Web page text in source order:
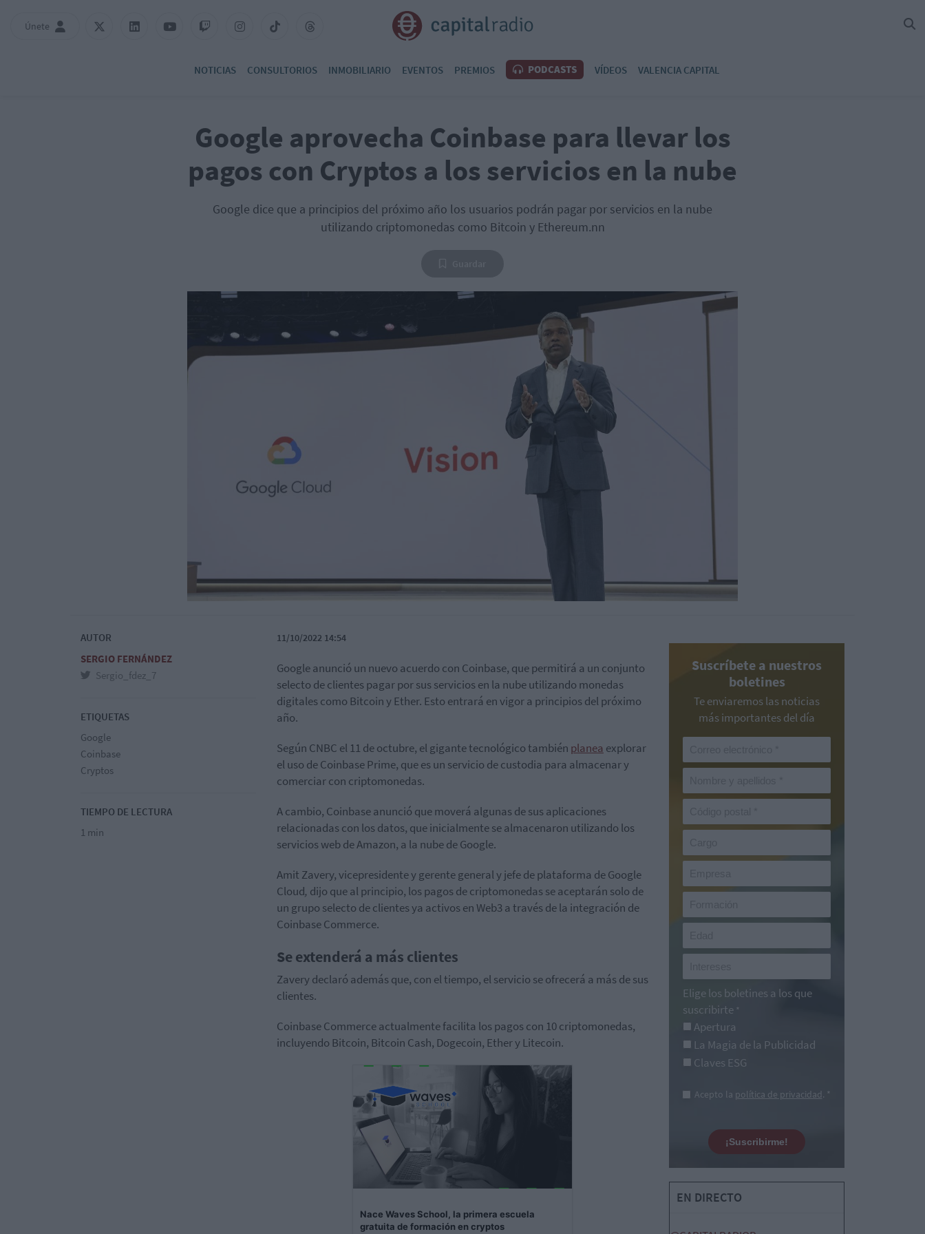
Únete
NOTICIAS CONSULTORIOS INMOBILIARIO EVENTOS PREMIOS PODCASTS VÍDEOS VALENCIA CAPITAL
Google aprovecha Coinbase para llevar los
pagos con Cryptos a los servicios en la nube
Google dice que a principios del próximo año los usuarios podrán pagar por servicios en la nube
utilizando criptomonedas como Bitcoin y Ethereum.nn
AUTOR
SERGIO FERNÁNDEZ
Sergio_fdez_7
ETIQUETAS
Google
Coinbase
Cryptos
TIEMPO DE LECTURA
1 min
11/10/2022 14:54
Google anunció un nuevo acuerdo con Coinbase, que permitirá a un conjunto
selecto de clientes pagar por sus servicios en la nube utilizando monedas
digitales como Bitcoin y Ether. Esto entrará en vigor a principios del próximo
año.
Según CNBC el 11 de octubre, el gigante tecnológico también planea explorar
el uso de Coinbase Prime, que es un servicio de custodia para almacenar y
comerciar con criptomonedas.
A cambio, Coinbase anunció que moverá algunas de sus aplicaciones
relacionadas con los datos, que inicialmente se almacenaron utilizando los
servicios web de Amazon, a la nube de Google.
Amit Zavery, vicepresidente y gerente general y jefe de plataforma de Google
Cloud, dijo que al principio, los pagos de criptomonedas se aceptarán solo de
un grupo selecto de clientes ya activos en Web3 a través de la integración de
Coinbase Commerce.
Se extenderá a más clientes
Zavery declaró además que, con el tiempo, el servicio se ofrecerá a más de sus
clientes.
Coinbase Commerce actualmente facilita los pagos con 10 criptomonedas,
incluyendo Bitcoin, Bitcoin Cash, Dogecoin, Ether y Litecoin.
Nace Waves School, la primera escuela
gratuita de formación en cryptos
Suscríbete a nuestros
boletines
Te enviaremos las noticias
más importantes del día
Elige los boletines a los que
suscribirte *
Apertura
La Magia de la Publicidad
Claves ESG
Acepto la política de privacidad. *
¡Suscribirme!
EN DIRECTO